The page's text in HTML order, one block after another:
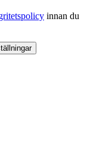
innan du